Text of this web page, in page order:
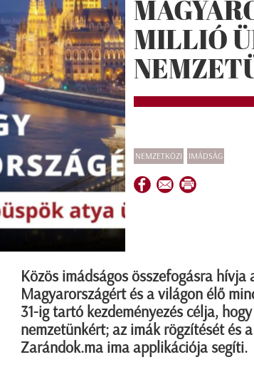
MILLIÓ
NEMZETKÖZI IMÁDSÁG
Közös imádságos összefogásra
Magyarországért és a világon élő
31-ig tartó kezdeményezés célja,
nemzetünkért; az imák rögzítését és
Zarándok.ma ima applikációja segíti.